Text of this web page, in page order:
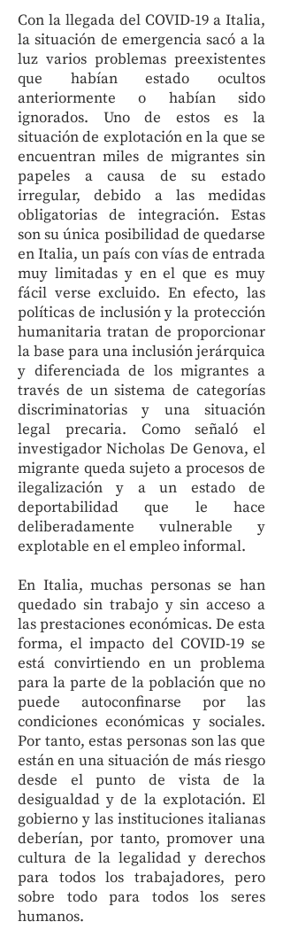
Con la llegada del COVID-19 a Italia,
la situación de emergencia sacó a la
luz varios problemas preexistentes
que habían estado ocultos
anteriormente o habían sido
ignorados. Uno de estos es la
situación de explotación en la que se
encuentran miles de migrantes sin
papeles a causa de su estado
irregular, debido a las medidas
obligatorias de integración. Estas
son su única posibilidad de quedarse
en Italia, un país con vías de entrada
muy limitadas y en el que es muy
fácil verse excluido. En efecto, las
políticas de inclusión y la protección
humanitaria tratan de proporcionar
la base para una inclusión jerárquica
y diferenciada de los migrantes a
través de un sistema de categorías
discriminatorias y una situación
legal precaria. Como señaló el
investigador Nicholas De Genova, el
migrante queda sujeto a procesos de
ilegalización y a un estado de
deportabilidad que le hace
deliberadamente vulnerable y
explotable en el empleo informal.
En Italia, muchas personas se han
quedado sin trabajo y sin acceso a
las prestaciones económicas. De esta
forma, el impacto del COVID-19 se
está convirtiendo en un problema
para la parte de la población que no
puede autoconfinarse por las
condiciones económicas y sociales.
Por tanto, estas personas son las que
están en una situación de más riesgo
desde el punto de vista de la
desigualdad y de la explotación. El
gobierno y las instituciones italianas
deberían, por tanto, promover una
cultura de la legalidad y derechos
para todos los trabajadores, pero
sobre todo para todos los seres
humanos.